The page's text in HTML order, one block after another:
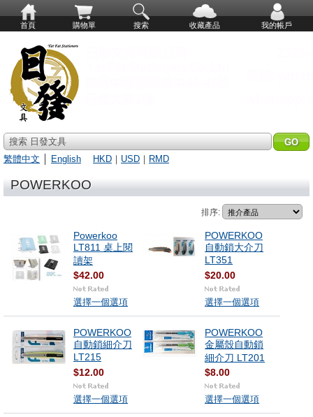
首頁 購物單 搜索 收藏產品 我的帳戶
搜索 日發文具
繁體中文
English HKD ｜ USD ｜ RMD
POWERKOO
排序:
Powerkoo
LT811 桌上閱
讀架
$42.00
選擇一個選項
POWERKOO
自動鎖大介刀
LT351
$20.00
選擇一個選項
POWERKOO
自動鎖細介刀
LT215
$12.00
選擇一個選項
POWERKOO
金屬殼自動鎖
細介刀 LT201
$8.00
選擇一個選項